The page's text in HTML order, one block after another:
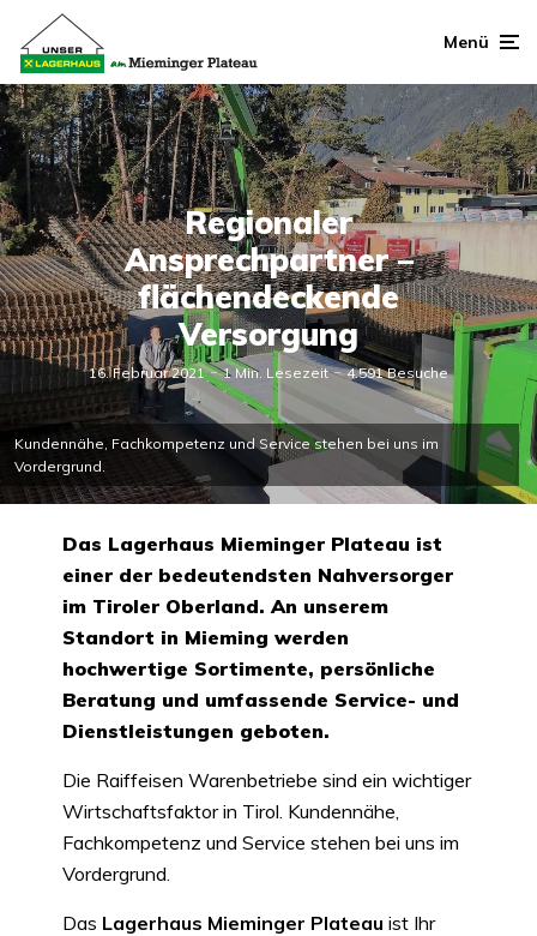
Menü
Kundennähe, Fachkompetenz und Service stehen bei uns im
Vordergrund.
Regionaler
Ansprechpartner –
flächendeckende
Versorgung
16. Februar 2021 1 Min. Lesezeit 4.591 Besuche
Das Lagerhaus Mieminger Plateau ist
einer der bedeutendsten Nahversorger
im Tiroler Oberland. An unserem
Standort in Mieming werden
hochwertige Sortimente, persönliche
Beratung und umfassende Service- und
Dienstleistungen geboten.
Die Raiffeisen Warenbetriebe sind ein wichtiger
Wirtschaftsfaktor in Tirol. Kundennähe,
Fachkompetenz und Service stehen bei uns im
Vordergrund.
Das Lagerhaus Mieminger Plateau ist Ihr